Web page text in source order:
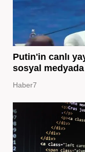
Putin'in canlı
sosyal
Haber7